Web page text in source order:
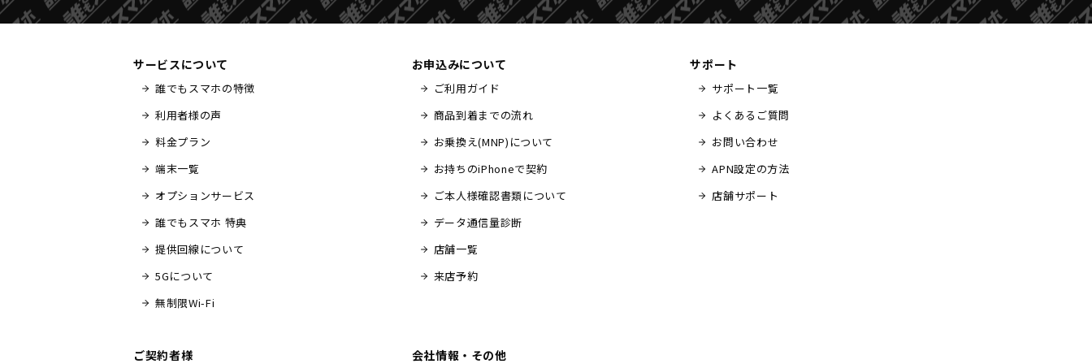
サービスについて
誰でもスマホの特徴
利用者様の声
料金プラン
端末一覧
オプションサービス
誰でもスマホ 特典
提供回線について
5Gについて
無制限Wi-Fi
お申込みについて
ご利用ガイド
商品到着までの流れ
お乗換え(MNP)について
お持ちのiPhoneで契約
ご本人様確認書類について
データ通信量診断
店舗一覧
来店予約
サポート
サポート一覧
よくあるご質問
お問い合わせ
APN設定の方法
店舗サポート
ご契約者様 会社情報・その他